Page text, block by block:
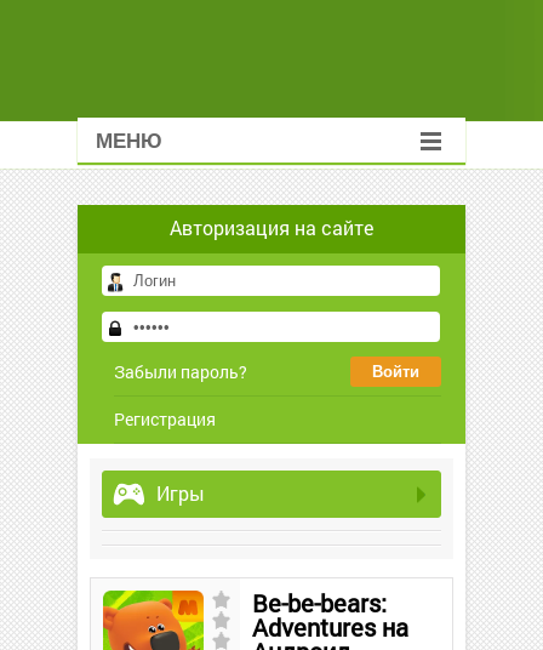
МЕНЮ
Авторизация на сайте
Забыли пароль?
Регистрация
Игры
Be-be-bears:
Adventures на